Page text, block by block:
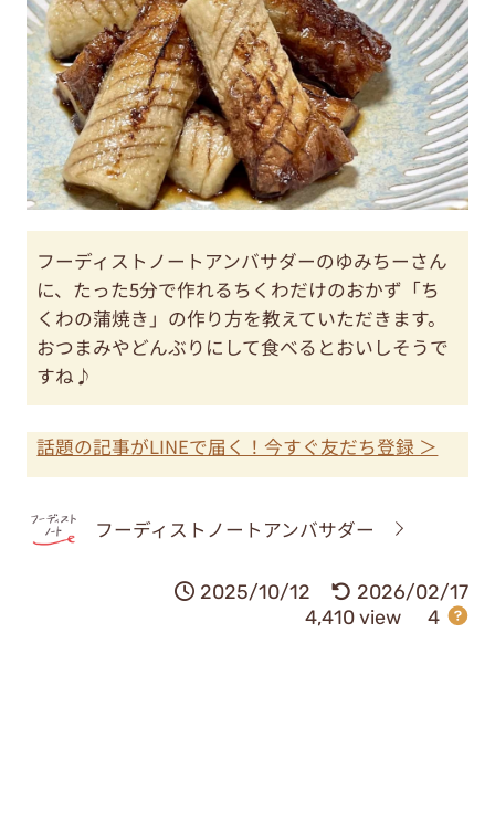
フーディストノートアンバサダーのゆみちーさん
に、たった5分で作れるちくわだけのおかず「ち
くわの蒲焼き」の作り方を教えていただきます。
おつまみやどんぶりにして食べるとおいしそうで
すね♪
話題の記事がLINEで届く！今すぐ友だち登録 ＞
フーディストノートアンバサダー
2025/10/12
2026/02/17
4,410 view
4